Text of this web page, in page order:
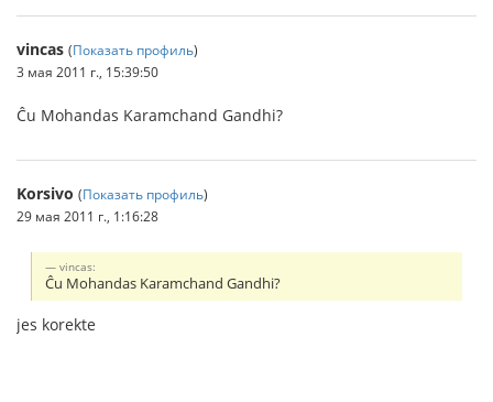
vincas (Показать профиль)
3 мая 2011 г., 15:39:50
Ĉu Mohandas Karamchand Gandhi?
Korsivo (Показать профиль)
29 мая 2011 г., 1:16:28
vincas:
Ĉu Mohandas Karamchand Gandhi?
jes korekte